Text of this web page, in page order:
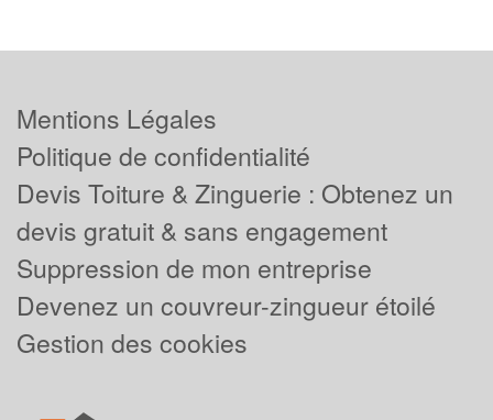
Mentions Légales
Politique de confidentialité
Devis Toiture & Zinguerie : Obtenez un
devis gratuit & sans engagement
Suppression de mon entreprise
Devenez un couvreur-zingueur étoilé
Gestion des cookies